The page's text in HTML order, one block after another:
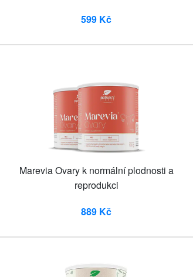
599 Kč
Marevia Ovary k normální plodnosti a
reprodukci
889 Kč